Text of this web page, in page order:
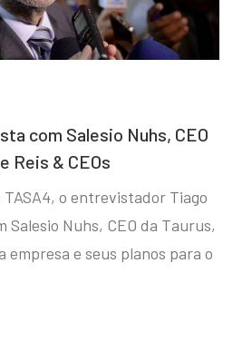
com Salesio Nuhs, CEO
Reis & CEOs
o entrevistador Tiago
Salesio Nuhs, CEO da Taurus,
empresa e seus planos para o